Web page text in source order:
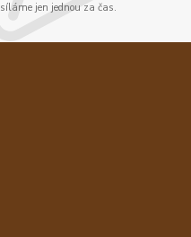
jen jednou za čas.